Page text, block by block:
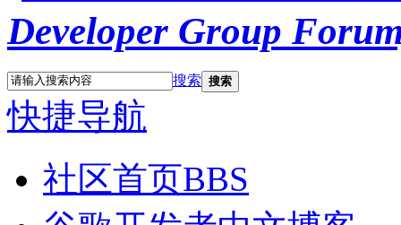
搜索 搜索
快捷导航
社区首页BBS